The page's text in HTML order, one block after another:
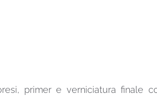
primer e verniciatura finale